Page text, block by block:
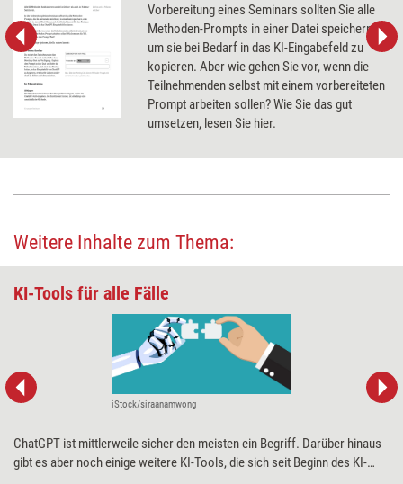
Vorbereitung eines Seminars sollten Sie alle
Methoden-Prompts in einer Datei speichern,
um sie bei Bedarf in das KI-Eingabefeld zu
kopieren. Aber wie gehen Sie vor, wenn die
Teilnehmenden selbst mit einem vorbereiteten
Prompt arbeiten sollen? Wie Sie das gut
umsetzen, lesen Sie hier.
Weitere Inhalte zum Thema:
KI-Tools für alle Fälle
iStock/siraanamwong
ChatGPT ist mittlerweile sicher den meisten ein Begriff. Darüber hinaus
gibt es aber noch einige weitere KI-Tools, die sich seit Beginn des KI-